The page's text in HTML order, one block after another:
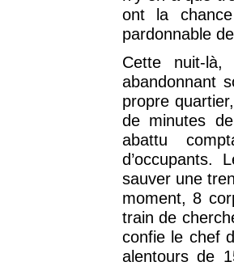
ont la
pardonnable
Cette nuit-là,
abandonnant
propre
de minutes
abattu
sauver une
moment, 8
train de
confie le chef
alentours de